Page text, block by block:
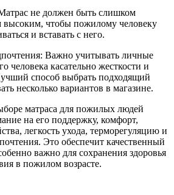
не должен быть слишком
чтобы пожилому человеку
и вставать с него.
Важно учитывать личные
человека касательно жесткости и
способ выбрать подходящий
несколько вариантов в магазине.
матраса для пожилых людей
на его поддержку, комфорт,
легкость ухода, терморегуляцию и
Это обеспечит качественный
важно для сохранения здоровья
в пожилом возрасте.